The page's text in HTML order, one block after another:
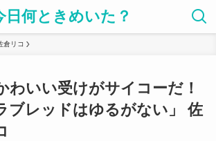
日何ときめいた？
倉リコ
わいい受けがサイコーだ！
ブレッドはゆるがない」 佐